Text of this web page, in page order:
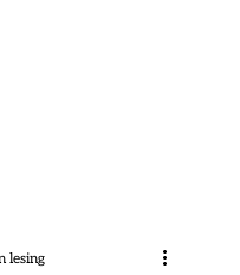
lesing